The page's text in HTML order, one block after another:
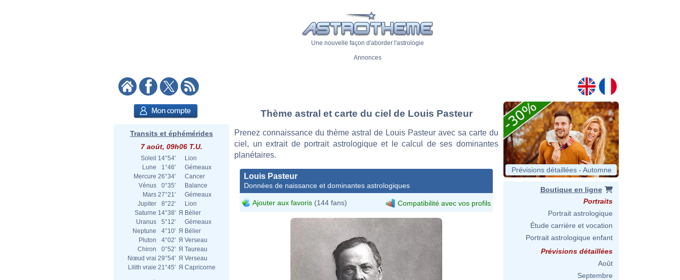
Une nouvelle façon d'aborder l'astrologie
Annonces
Transits et éphémérides
7 août, 09h06 T.U.
Soleil 14°54'
Lion
Lune
1°46'
Gémeaux
Mercure 26°34'
Cancer
Vénus
0°35'
Balance
Mars 27°21'
Gémeaux
Jupiter
8°22'
Lion
Saturne 14°38' Я Bélier
Uranus
5°12'
Gémeaux
Neptune
4°10' Я Bélier
Pluton
4°02' Я Verseau
Chiron
0°52' Я Taureau
Nœud vrai 29°54' Я Verseau
Lilith vraie 21°45' Я Capricorne
Thème astral et carte du ciel de Louis Pasteur
Prenez connaissance du thème astral de Louis Pasteur avec sa carte du
ciel, un extrait de portrait astrologique et le calcul de ses dominantes
planétaires.
Louis Pasteur
Données de naissance et dominantes astrologiques
Ajouter aux favoris (144 fans) Compatibilité avec vos profils
Prévisions détaillées - Automne
Boutique en ligne
Portraits
Portrait astrologique
Étude carrière et vocation
Portrait astrologique enfant
Prévisions détaillées
Août
Septembre